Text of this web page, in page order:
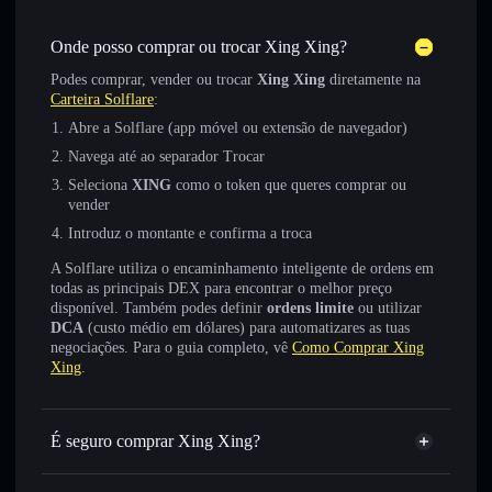
Onde posso comprar ou trocar Xing Xing?
Podes comprar, vender ou trocar Xing Xing diretamente na
Carteira Solflare:
Abre a Solflare (app móvel ou extensão de navegador)
Navega até ao separador Trocar
Seleciona XING como o token que queres comprar ou
vender
Introduz o montante e confirma a troca
A Solflare utiliza o encaminhamento inteligente de ordens em
todas as principais DEX para encontrar o melhor preço
disponível. Também podes definir ordens limite ou utilizar
DCA (custo médio em dólares) para automatizares as tuas
negociações. Para o guia completo, vê Como Comprar Xing
Xing.
É seguro comprar Xing Xing?
Xing Xing token verificado